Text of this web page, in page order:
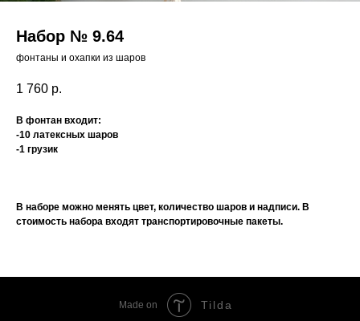
Набор № 9.64
фонтаны и охапки из шаров
1 760 р.
В фонтан входит:
-10 латексных шаров
-1 грузик
В наборе можно менять цвет, количество шаров и надписи. В
стоимость набора входят транспортировочные пакеты.
Made on Tilda